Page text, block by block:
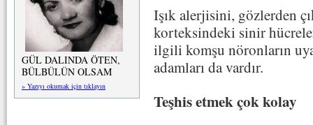
GÜL DALINDA ÖTEN,
BÜLBÜLÜN OLSAM
» Yazıyı okumak için tıklayın
Işık alerjisini, gözlerden
korteksindeki sinir
ilgili komşu nöronların
adamları da vardır.
Teşhis etmek çok kolay